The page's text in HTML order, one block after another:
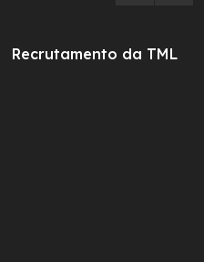
Recrutamento da TML